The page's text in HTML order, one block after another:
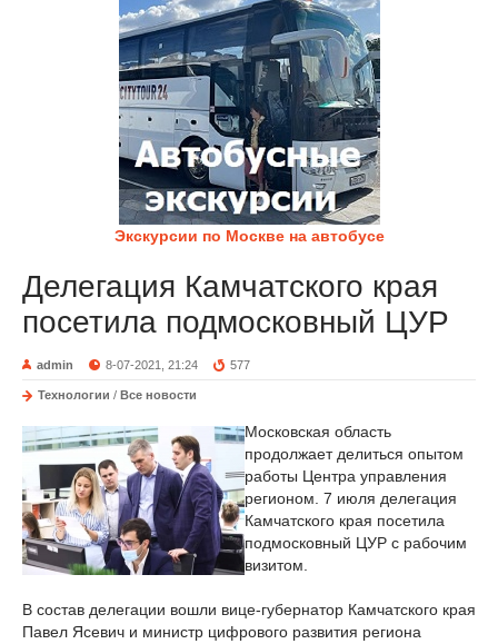
Экскурсии по Москве на автобусе
Делегация Камчатского края
посетила подмосковный ЦУР
admin 8-07-2021, 21:24 577
Технологии / Все новости
Московская область
продолжает делиться опытом
работы Центра управления
регионом. 7 июля делегация
Камчатского края посетила
подмосковный ЦУР с рабочим
визитом.
В состав делегации вошли вице-губернатор Камчатского края
Павел Ясевич и министр цифрового развития региона